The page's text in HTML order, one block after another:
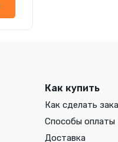
Как купить
Как сделать
Способы оплаты
Доставка